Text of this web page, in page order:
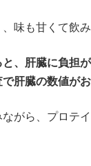
味も甘くて飲み
、肝臓に負担
肝臓の数値がお
がら、プロテ